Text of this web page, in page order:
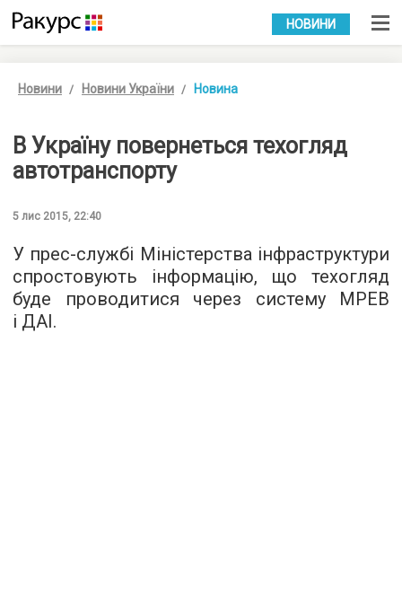
УКР РУС
НОВИНИ
Новини Новини України Новина
В Україну повернеться техогляд
автотранспорту
5 лис 2015, 22:40
У прес-службі Міністерства інфраструктури
спростовують інформацію, що техогляд
буде проводитися через систему МРЕВ
і ДАІ.